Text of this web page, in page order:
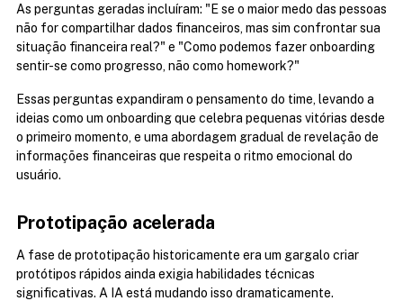
As perguntas geradas incluíram: "E se o maior medo das pessoas
não for compartilhar dados financeiros, mas sim confrontar sua
situação financeira real?" e "Como podemos fazer onboarding
sentir-se como progresso, não como homework?"
Essas perguntas expandiram o pensamento do time, levando a
ideias como um onboarding que celebra pequenas vitórias desde
o primeiro momento, e uma abordagem gradual de revelação de
informações financeiras que respeita o ritmo emocional do
usuário.
Prototipação acelerada
A fase de prototipação historicamente era um gargalo criar
protótipos rápidos ainda exigia habilidades técnicas
significativas. A IA está mudando isso dramaticamente.